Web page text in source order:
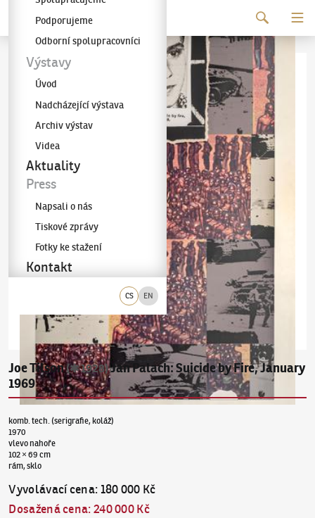
Galerie KODL
CS EN
Podporujeme
Odborní spolupracovníci
Výstavy
Úvod
Nadcházející výstava
Archiv výstav
Videa
Aktuality
Press
Napsali o nás
Tiskové zprávy
Fotky ke stažení
Kontakt
Joe Tilson(✱ 1928)Jan Palach: Suicide by Fire, January
1969
komb. tech. (serigrafie, koláž)
1970
vlevo nahoře
102 × 69 cm
rám, sklo
Vyvolávací cena: 180 000 Kč
Dosažená cena:240 000 Kč